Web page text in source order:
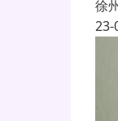
徐
23-